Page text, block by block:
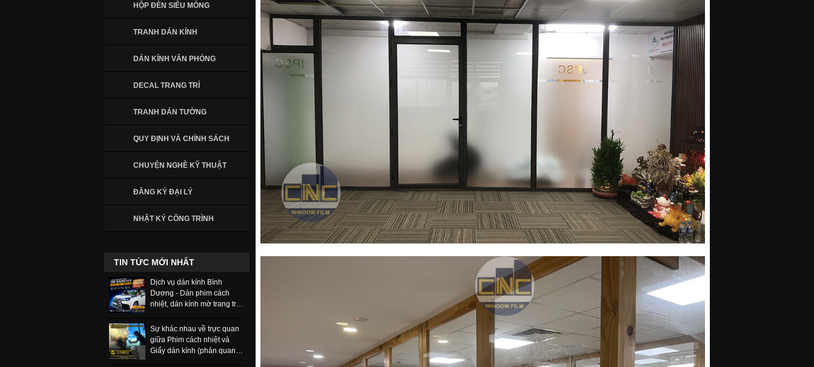
HỘP ĐÈN SIÊU MỎNG
TRANH DÁN KÍNH
DÁN KÍNH VĂN PHÒNG
DECAL TRANG TRÍ
TRANH DÁN TƯỜNG
QUY ĐỊNH VÀ CHÍNH SÁCH
CHUYỆN NGHỀ KỸ THUẬT
ĐĂNG KÝ ĐẠI LÝ
NHẬT KÝ CÔNG TRÌNH
TIN TỨC MỚI NHẤT
Dịch vụ dán kính Bình
Dương - Dán phim cách
nhiệt, dán kính mờ trang trí
Sự khác nhau về trực quan
giữa Phim cách nhiệt và
Giấy dán kính (phản quang,